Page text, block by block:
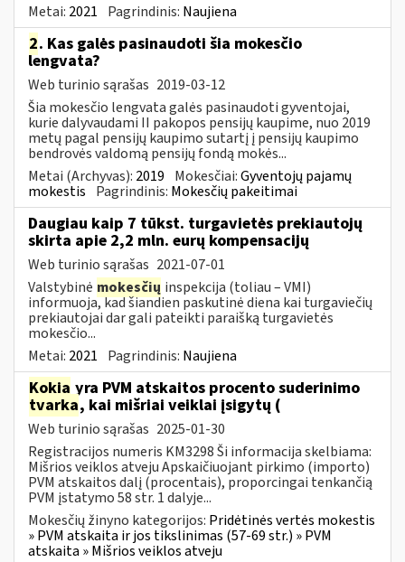
Metai: 2021 Pagrindinis: Naujiena
2. Kas galės pasinaudoti šia mokesčio
lengvata?
Web turinio sąrašas 2019-03-12
Šia mokesčio lengvata galės pasinaudoti gyventojai,
kurie dalyvaudami II pakopos pensijų kaupime, nuo 2019
metų pagal pensijų kaupimo sutartį į pensijų kaupimo
bendrovės valdomą pensijų fondą mokės...
Metai (Archyvas): 2019 Mokesčiai:Gyventojų pajamų
mokestis Pagrindinis: Mokesčių pakeitimai
Daugiau kaip 7 tūkst. turgavietės prekiautojų
skirta apie 2,2 mln. eurų kompensacijų
Web turinio sąrašas 2021-07-01
Valstybinė mokesčių inspekcija (toliau – VMI)
informuoja, kad šiandien paskutinė diena kai turgaviečių
prekiautojai dar gali pateikti paraišką turgavietės
mokesčio...
Metai: 2021 Pagrindinis: Naujiena
Kokia yra PVM atskaitos procento suderinimo
tvarka, kai mišriai veiklai įsigytų (
Web turinio sąrašas 2025-01-30
Registracijos numeris KM3298 Ši informacija skelbiama:
Mišrios veiklos atveju Apskaičiuojant pirkimo (importo)
PVM atskaitos dalį (procentais), proporcingai tenkančią
PVM įstatymo 58 str. 1 dalyje...
Mokesčių žinyno kategorijos: Pridėtinės vertės mokestis
» PVM atskaita ir jos tikslinimas (57-69 str.) » PVM
atskaita » Mišrios veiklos atveju